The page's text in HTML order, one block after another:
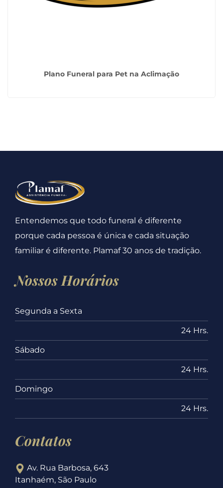
Plano Funeral para Pet na Aclimação
Entendemos que todo funeral é diferente
porque cada pessoa é única e cada situação
familiar é diferente. Plamaf 30 anos de tradição.
Nossos Horários
Segunda a Sexta
24 Hrs.
Sábado
24 Hrs.
Domingo
24 Hrs.
Contatos
Av. Rua Barbosa, 643
Itanhaém, São Paulo